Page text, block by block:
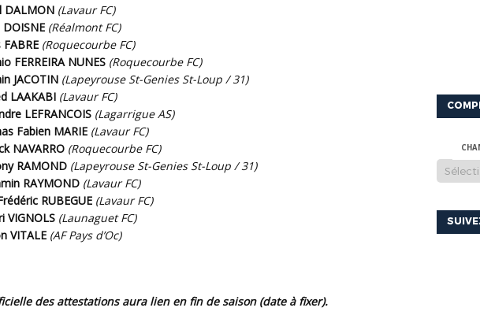
DALMON (Lavaur FC)
(Réalmont FC)
FABRE (Roquecourbe FC)
FERREIRA NUNES (Roquecourbe FC)
JACOTIN (Lapeyrouse St-Genies St-Loup / 31)
LAAKABI (Lavaur FC)
LEFRANCOIS (Lagarrigue AS)
Fabien MARIE (Lavaur FC)
NAVARRO (Roquecourbe FC)
RAMOND (Lapeyrouse St-Genies St-Loup / 31)
RAYMOND (Lavaur FC)
RUBEGUE (Lavaur FC)
VIGNOLS (Launaguet FC)
VITALE (AF Pays d’Oc)
des attestations aura lien en fin de saison (date à fixer).